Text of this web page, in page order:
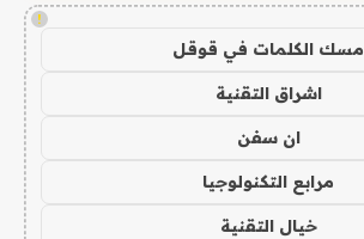
!
مسك الكلمات في قوقل
اشراق التقنية
ان سفن
مرابع التكنولوجيا
خيال التقنية